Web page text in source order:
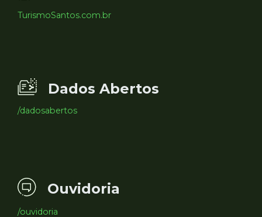
TurismoSantos.com.br
Dados Abertos
/dadosabertos
Ouvidoria
/ouvidoria